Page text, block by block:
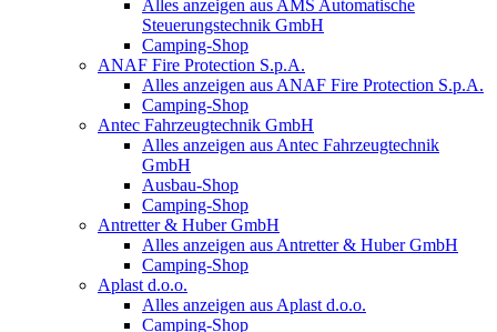
Alles anzeigen aus AMS Automatische
Steuerungstechnik GmbH
Camping-Shop
ANAF Fire Protection S.p.A.
Alles anzeigen aus ANAF Fire Protection S.p.A.
Camping-Shop
Antec Fahrzeugtechnik GmbH
Alles anzeigen aus Antec Fahrzeugtechnik
GmbH
Ausbau-Shop
Camping-Shop
Antretter & Huber GmbH
Alles anzeigen aus Antretter & Huber GmbH
Camping-Shop
Aplast d.o.o.
Alles anzeigen aus Aplast d.o.o.
Camping-Shop